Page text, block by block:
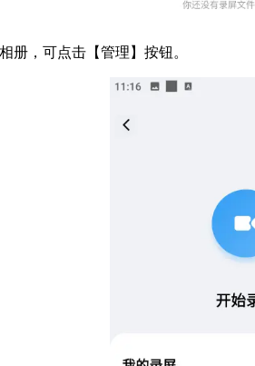
册，可点击【管理】按钮。